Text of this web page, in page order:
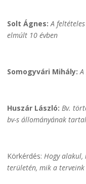
Solt Ágnes: A
elmúlt 10 évben
Somogyvári Mihály:
Huszár László: Bv.
bv-s állományának
Körkérdés:Hogy
területén, mik a